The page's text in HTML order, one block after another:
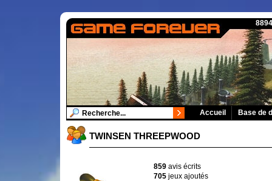
Accueil Base de
TWINSEN THREEPWOOD
859 avis écrits
705 jeux ajoutés